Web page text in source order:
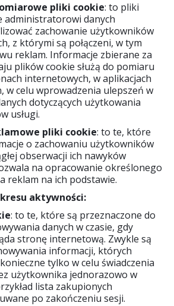
pliki cookie: to pliki
administratorowi danych
zachowanie użytkowników
z którymi są połączeni, w tym
reklam. Informacje zbierane za
plików cookie służą do pomiaru
internetowych, w aplikacjach
w celu wprowadzenia ulepszeń w
dotyczących użytkowania
usługi.
pliki cookie: to te, które
o zachowaniu użytkowników
obserwacji ich nawyków
na opracowanie określonego
reklam na ich podstawie.
aktywności:
: to te, które są przeznaczone do
danych w czasie, gdy
stronę internetową. Zwykle są
informacji, których
tylko w celu świadczenia
użytkownika jednorazowo w
lista zakupionych
po zakończeniu sesji.